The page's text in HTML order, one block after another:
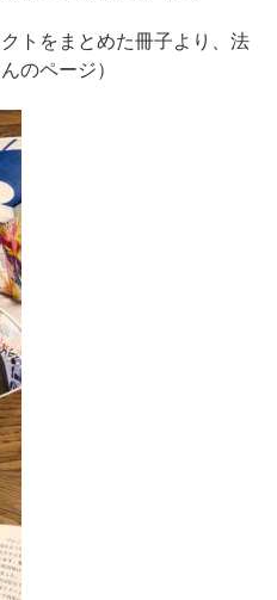
トをまとめた冊子より、法
のページ）